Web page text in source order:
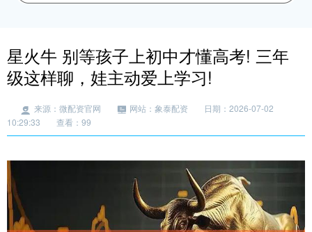
星火牛 别等孩子上初中才懂高考! 三年
级这样聊，娃主动爱上学习!
来源：微配资官网 网站：象泰配资
日期：2026-07-02
10:29:33
查看：99